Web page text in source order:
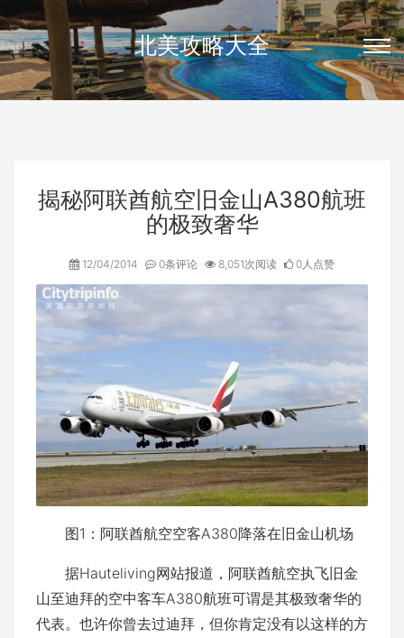
北美攻略大全
揭秘阿联酋航空旧金山A380航班
的极致奢华
12/04/2014 0条评论 8,051次阅读 0人点赞
图1：阿联酋航空空客A380降落在旧金山机场
据Hauteliving网站报道，阿联酋航空执飞旧金
山至迪拜的空中客车A380航班可谓是其极致奢华的
代表。也许你曾去过迪拜，但你肯定没有以这样的方